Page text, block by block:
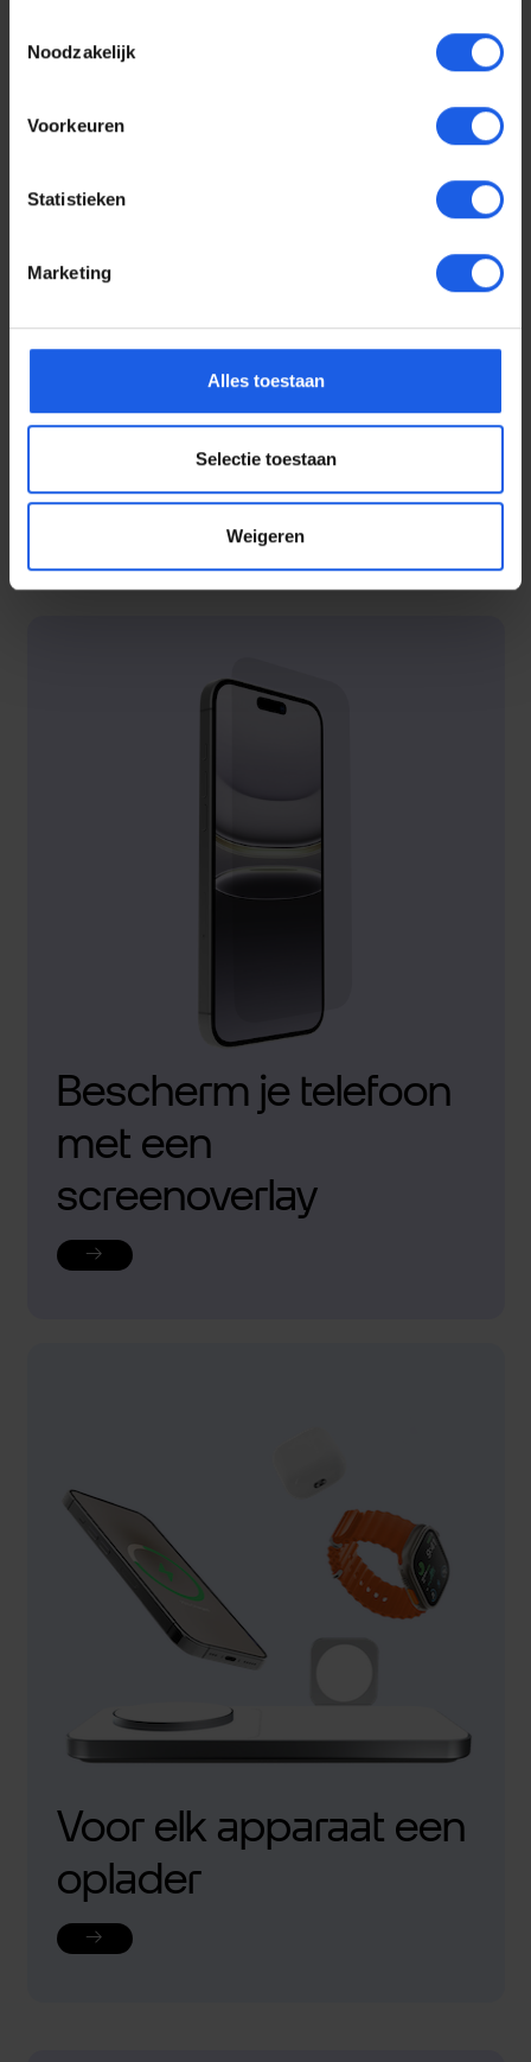
Noodzakelijk
Voorkeuren
Statistieken
Marketing
Alles toestaan
Selectie toestaan
Weigeren
Voor elke telefoon een
oortje
Bescherm je telefoon
met een
screenoverlay
Voor elk apparaat een
oplader